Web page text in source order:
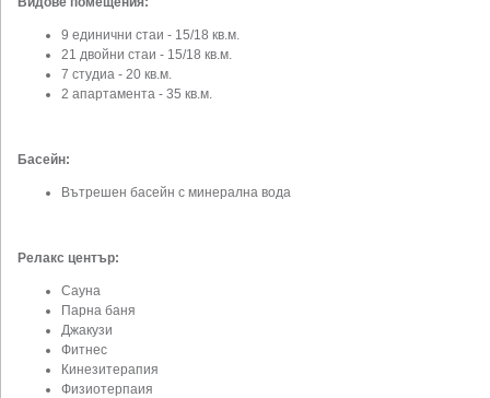
9 единични стаи - 15/18 кв.м.
21 двойни стаи - 15/18 кв.м.
7 студиа - 20 кв.м.
2 апартамента - 35 кв.м.
Басейн:
Вътрешен басейн с минерална вода
Релакс център:
Сауна
Парна баня
Джакузи
Фитнес
Кинезитерапия
Физиотерпаия